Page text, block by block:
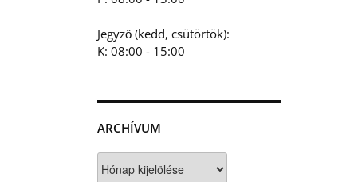
Jegyző (kedd, csütörtök):
K: 08:00 - 15:00
ARCHÍVUM